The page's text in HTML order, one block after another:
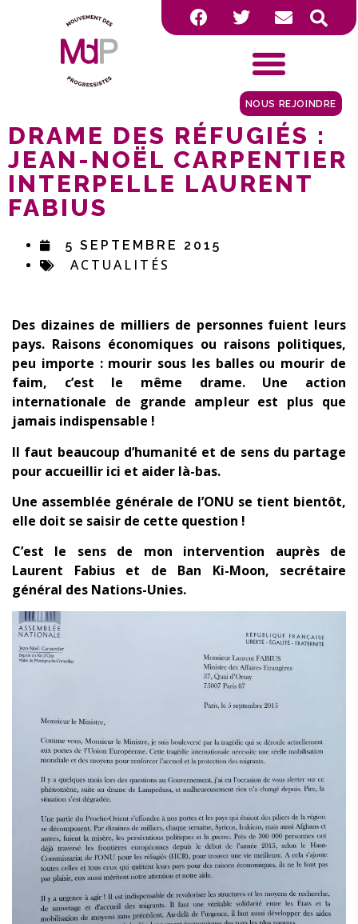
NOUS REJOINDRE
DRAME DES RÉFUGIÉS :
JEAN-NOËL CARPENTIER
INTERPELLE LAURENT
FABIUS
5 SEPTEMBRE 2015
ACTUALITÉS
Des dizaines de milliers de personnes fuient leurs
pays. Raisons économiques ou raisons politiques,
peu importe : mourir sous les balles ou mourir de
faim, c’est le même drame. Une action
internationale de grande ampleur est plus que
jamais indispensable !
Il faut beaucoup d’humanité et de sens du partage
pour accueillir ici et aider là-bas.
Une assemblée générale de l’ONU se tient bientôt,
elle doit se saisir de cette question !
C’est le sens de mon intervention auprès de
Laurent Fabius et de Ban Ki-Moon, secrétaire
général des Nations-Unies.